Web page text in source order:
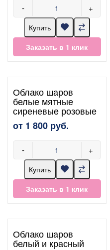
- +
Купить
Заказать в 1 клик
Облако шаров
белые мятные
сиреневые розовые
от 1 800 руб.
- +
Купить
Заказать в 1 клик
Облако шаров
белый и красный